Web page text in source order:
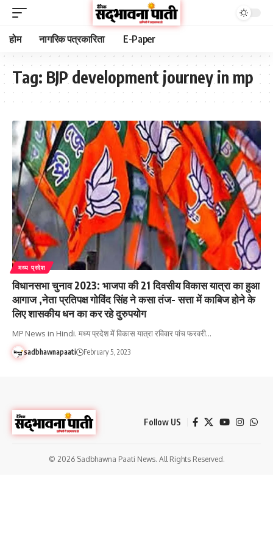
होम नागरिक पत्रकारिता E-Paper
Tag: BJP development journey in mp
मध्य प्रदेश
विधानसभा चुनाव 2023: भाजपा की 21 दिवसीय विकास यात्रा का हुआ
आगाज ,नेता प्रतिपक्ष गोविंद सिंह ने कसा तंज- सत्ता में काबिज होने के
लिए शासकीय धन का कर रहे दुरुपयोग
MP News in Hindi. मध्य प्रदेश में विकास यात्रा रविवार पांच फरवरी…
sadbhawnapaati February 5, 2023
Follow US
© 2026 Sadbhawna Paati News. All Rights Reserved.